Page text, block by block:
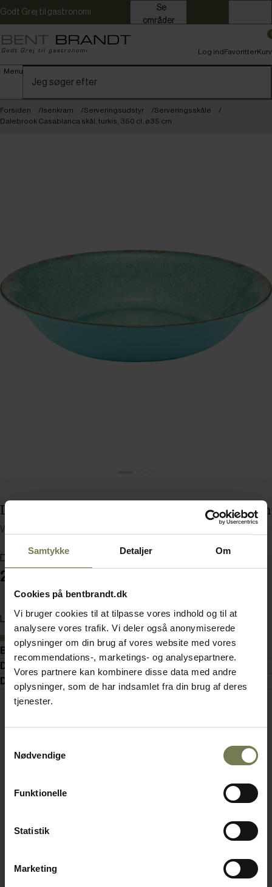
Samtykke Detaljer Om
Cookies på bentbrandt.dk
Vi bruger cookies til at tilpasse vores indhold og til at
analysere vores trafik. Vi deler også anonymiserede
oplysninger om din brug af vores website med vores
recommendations-, marketings- og analysepartnere.
Vores partnere kan kombinere disse data med andre
oplysninger, som de har indsamlet fra din brug af deres
tjenester.
Nødvendige
Funktionelle
Statistik
Marketing
Godt Grej til gastronomi
områder
Menu
Log indFavoritterKurv
Forsiden Isenkram Serveringsudstyr
Serveringsskåle
Dalebrook Casablanca skål, turkis, 350 cl, ø35 cm
Dalebrook Casablanca skål, turkis, 350 cl, ø35 cm
Varenummer: 35140336
Din pris (ekskl. moms)
235,00 kr./stk.
Læg i kurv
På lager
Beskrivelse
Detaljer
Dokumenter